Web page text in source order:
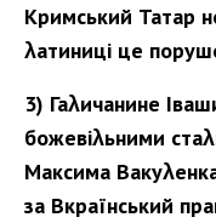
Кримський Татар
λатиниці це
3) Гаλичанине
божевіλьними
Максима
за Вкраїнський